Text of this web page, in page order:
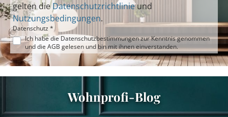
gelten dieDatenschutzrichtlinieund
Nutzungsbedingungen.
Datenschutz *
Ich habe die Datenschutzbestimmungenzur Kenntnis genommen
und die AGB gelesen und bin mit ihnen einverstanden.
Wohnprofi-Blog